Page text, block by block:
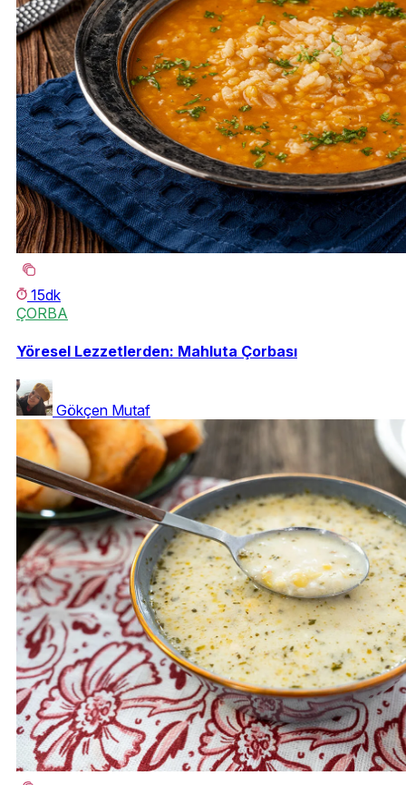
15dk
ÇORBA
Yöresel Lezzetlerden: Mahluta Çorbası
Gökçen Mutaf